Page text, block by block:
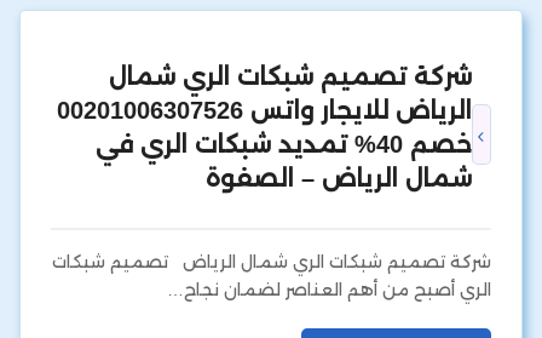
شركة تصميم شبكات الري شمال
الرياض للايجار واتس 00201006307526
خصم 40% تمديد شبكات الري في
شمال الرياض – الصفوة
شركة تصميم شبكات الري شمال الرياض تصميم شبكات
الري أصبح من أهم العناصر لضمان نجاح…